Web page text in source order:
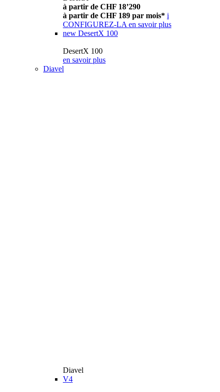
à partir de CHF 18’290
à partir de CHF 189 par mois* i
CONFIGUREZ-LA en savoir plus
new DesertX 100
DesertX 100
en savoir plus
Diavel
Diavel
V4